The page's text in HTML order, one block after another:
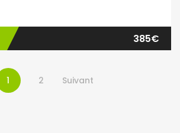
385€
1 2 Suivant